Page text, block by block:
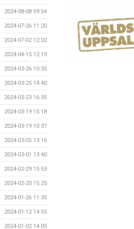
2024-08-08 09:54
2024-07-26 11:20
2024-07-02 12:02
2024-04-15 12:19
2024-03-26 10:35
2024-03-25 14:40
2024-03-23 16:35
2024-03-19 15:18
2024-03-19 10:37
2024-03-05 13:16
2024-03-01 13:40
2024-02-29 15:53
2024-02-20 15:25
2024-01-26 11:35
2024-01-12 14:55
2024-01-02 14:05